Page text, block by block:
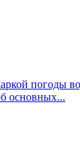
погоды
основных...